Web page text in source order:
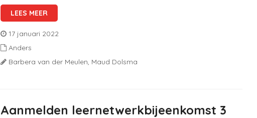
LEES MEER
17 januari 2022
Anders
Barbera van der Meulen, Maud Dolsma
Aanmelden leernetwerkbijeenkomst 3